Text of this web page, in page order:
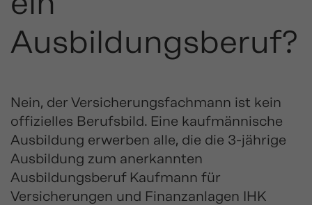
Ausbildungsberuf?
Nein, der Versicherungsfachmann ist kein
offizielles Berufsbild. Eine kaufmännische
Ausbildung erwerben alle, die die 3-jährige
Ausbildung zum anerkannten
Ausbildungsberuf Kaufmann für
Versicherungen und Finanzanlagen IHK